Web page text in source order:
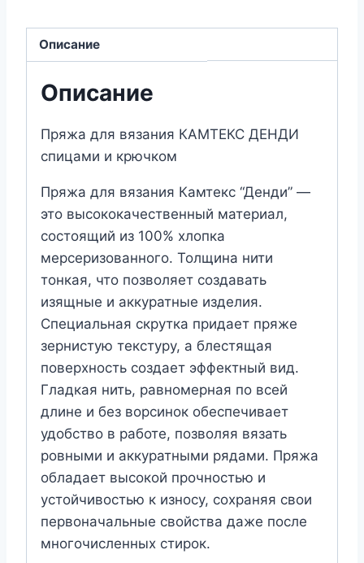
КАМТЕКС
"ДЕНДИ"
Лед
Описание
Описание
Пряжа для вязания КАМТЕКС ДЕНДИ
спицами и крючком
Пряжа для вязания Камтекс “Денди” —
это высококачественный материал,
состоящий из 100% хлопка
мерсеризованного. Толщина нити
тонкая, что позволяет создавать
изящные и аккуратные изделия.
Специальная скрутка придает пряже
зернистую текстуру, а блестящая
поверхность создает эффектный вид.
Гладкая нить, равномерная по всей
длине и без ворсинок обеспечивает
удобство в работе, позволяя вязать
ровными и аккуратными рядами. Пряжа
обладает высокой прочностью и
устойчивостью к износу, сохраняя свои
первоначальные свойства даже после
многочисленных стирок.